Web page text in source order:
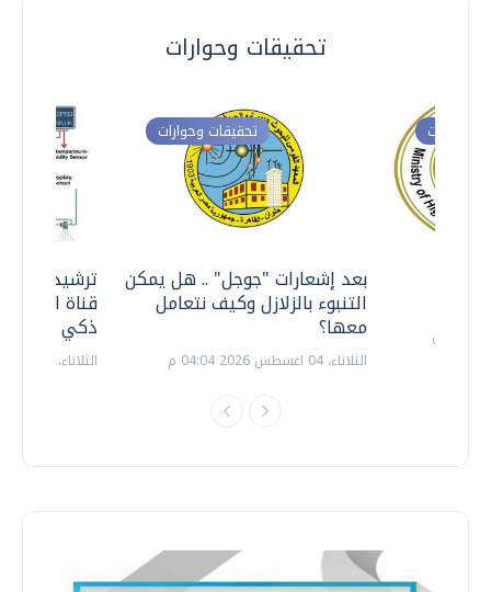
تحقيقات وحوارات
ترشيدا
قناة
ذكي
الثلاثاء، 14 يوليو 2026 06:11 م
تحقيقات وحوارات
بعد إشعارات "جوجل" .. هل يمكن
التنبوء بالزلازل وكيف نتعامل
معها؟
الثلاثاء، 04 اغسطس 2026 04:04 م
وحوارات